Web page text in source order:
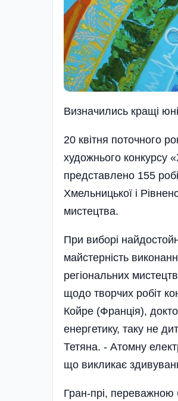
Визначились кращі
20 квітня поточного
художнього конкурсу
представлено 155
Хмельницької і
мистецтва.
При виборі
майстерність
регіональних
щодо творчих робіт
Койре (Франція),
енергетику, таку не
Тетяна. - Атомну
що викликає
Гран-прі, переважною